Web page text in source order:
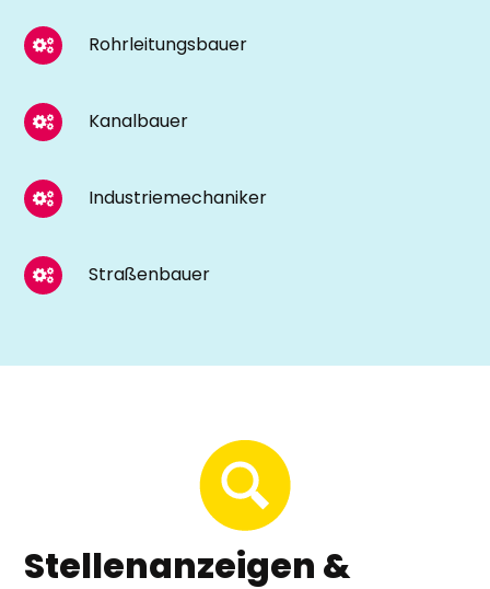
Rohrleitungsbauer
Kanalbauer
Industriemechaniker
Straßenbauer
Stellenanzeigen &